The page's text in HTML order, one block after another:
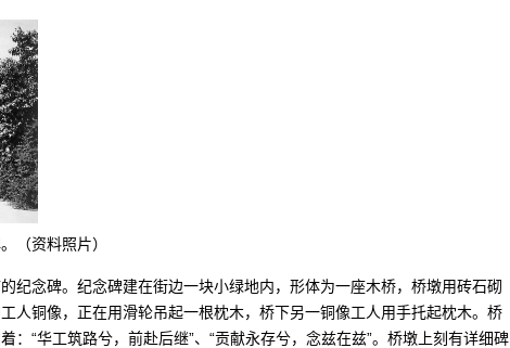
（资料照片）
纪念碑。纪念碑建在街边一块小绿地内，形体为一座木桥，桥墩用砖石砌
人铜像，正在用滑轮吊起一根枕木，桥下另一铜像工人用手托起枕木。桥
：“华工筑路兮，前赴后继”、“贡献永存兮，念兹在兹”。桥墩上刻有详细碑